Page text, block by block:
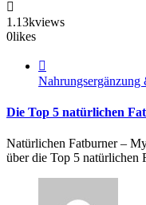
1.13kviews
0likes
Nahrungsergänzung
Die Top 5 natürlichen
Natürlichen Fatburner –
über die Top 5 natürlichen